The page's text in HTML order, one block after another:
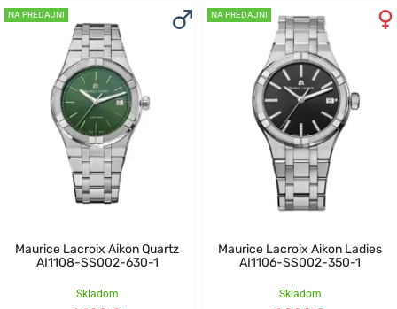
NA PREDAJNI
Maurice Lacroix Aikon Quartz
AI1108-SS002-630-1
Skladom
NA PREDAJNI
Maurice Lacroix Aikon Ladies
AI1106-SS002-350-1
Skladom